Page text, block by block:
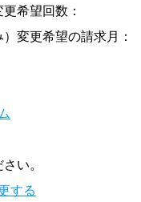
希望回数：
変更希望の請求月：
い。
する